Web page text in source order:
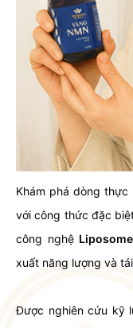
Khám phá dòng
với công thức đặc
công nghệ Liposome
xuất năng lượng và
Được nghiên cứu kỹ